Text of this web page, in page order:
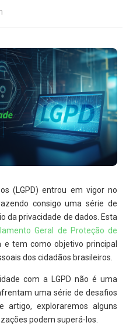
(LGPD) entrou em vigor no
consigo uma série de
da privacidade de dados. Esta
Geral de Proteção de
e tem como objetivo principal
dos cidadãos brasileiros.
com a LGPD não é uma
uma série de desafios
artigo, exploraremos alguns
podem superá-los.